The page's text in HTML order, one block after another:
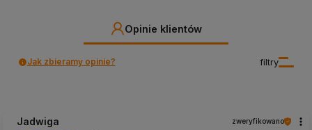
Opinie klientów
filtry
Jak zbieramy opinie?
Jadwiga zweryfikowano